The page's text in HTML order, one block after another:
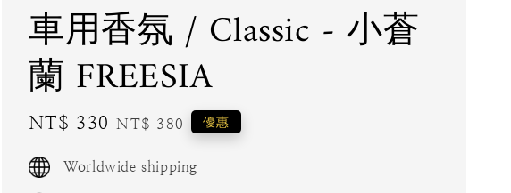
車用香氛 / Classic - 小蒼
蘭 FREESIA
Sale
NT$ 330 Regular
NT$ 380 優惠
Worldwide shipping